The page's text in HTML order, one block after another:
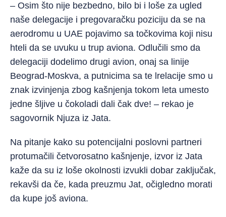
– Osim što nije bezbedno, bilo bi i loše za ugled
naše delegacije i pregovaračku poziciju da se na
aerodromu u UAE pojavimo sa točkovima koji nisu
hteli da se uvuku u trup aviona. Odlučili smo da
delegaciji dodelimo drugi avion, onaj sa linije
Beograd-Moskva, a putnicima sa te lrelacije smo u
znak izvinjenja zbog kašnjenja tokom leta umesto
jedne šljive u čokoladi dali čak dve! – rekao je
sagovornik Njuza iz Jata.
Na pitanje kako su potencijalni poslovni partneri
protumačili četvorosatno kašnjenje, izvor iz Jata
kaže da su iz loše okolnosti izvukli dobar zaključak,
rekavši da če, kada preuzmu Jat, očigledno morati
da kupe još aviona.